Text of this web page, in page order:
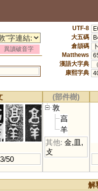
異讀破音字
UTF-8
大五碼
倉頡碼
Matthews
漢語大字典
康熙字典
50
(部件樹)
敦
亯
羊
其他: 金,皿 ,
攴
解